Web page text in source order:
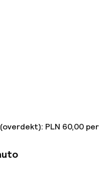
PLN 60,00 per